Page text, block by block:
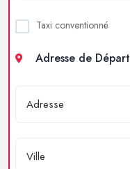
Taxi conventionné
Adresse de Départ